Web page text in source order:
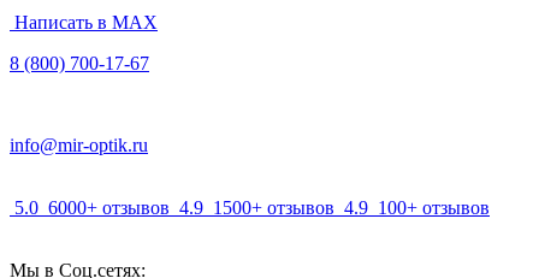
Написать в MAX
8 (800) 700-17-67
info@mir-optik.ru
5.0 6000+ отзывов 4.9 1500+ отзывов 4.9 100+ отзывов
Мы в Соц.сетях: